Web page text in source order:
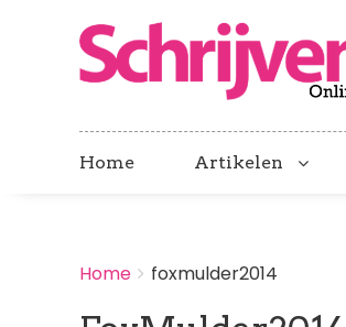
Home Artikelen
BREADCRUMBS
You
Home foxmulder2014